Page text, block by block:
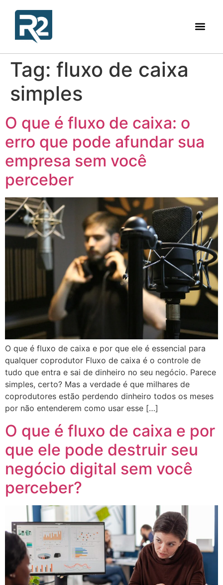
Tag: fluxo de caixa
simples
O que é fluxo de caixa: o
erro que pode afundar sua
empresa sem você
perceber
O que é fluxo de caixa e por que ele é essencial para
qualquer coprodutor Fluxo de caixa é o controle de
tudo que entra e sai de dinheiro no seu negócio. Parece
simples, certo? Mas a verdade é que milhares de
coprodutores estão perdendo dinheiro todos os meses
por não entenderem como usar esse […]
O que é fluxo de caixa e por
que ele pode destruir seu
negócio digital sem você
perceber?